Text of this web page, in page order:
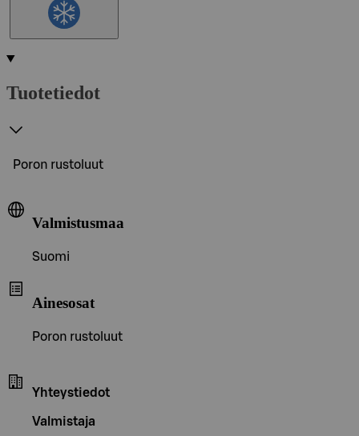
Tuotetiedot
Poron rustoluut
Valmistusmaa
Suomi
Ainesosat
Poron rustoluut
Yhteystiedot
Valmistaja